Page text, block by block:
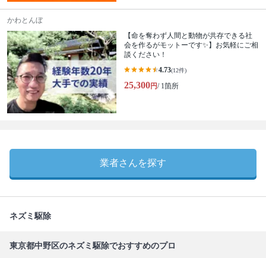
かわとんぼ
【命を奪わず人間と動物が共存できる社
会を作るがモットーです✨】お気軽にご相
談ください！
4.73(12件)
25,300円/ 1箇所
業者さんを探す
ネズミ駆除
東京都中野区のネズミ駆除でおすすめのプロ